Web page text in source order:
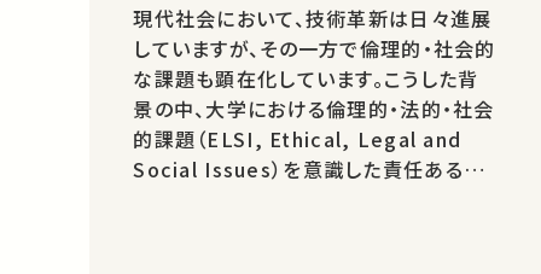
現代社会において、技術革新は日々進展
していますが、その一方で倫理的・社会的
な課題も顕在化しています。こうした背
景の中、大学における倫理的・法的・社会
的課題（ELSI, Ethical, Legal and
Social Issues）を意識した責任ある研